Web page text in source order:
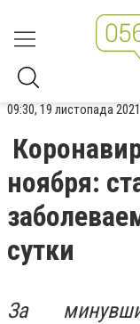
09:30, 19 листопада
ноября:
сутки
За